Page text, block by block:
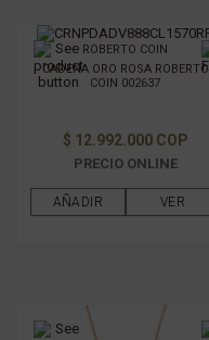
TIPO DE METAL
GÉNERO
FILTRAR POR PRECIO
ROBERTO COIN
CADENA ORO ROSA ROBERTO
COIN 002637
$ 12.992.000 COP
PRECIO ONLINE
AÑADIR VER